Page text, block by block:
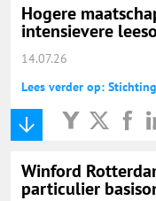
Hogere
intensievere
14.07.26
Lees verder op:
Winford
particulier